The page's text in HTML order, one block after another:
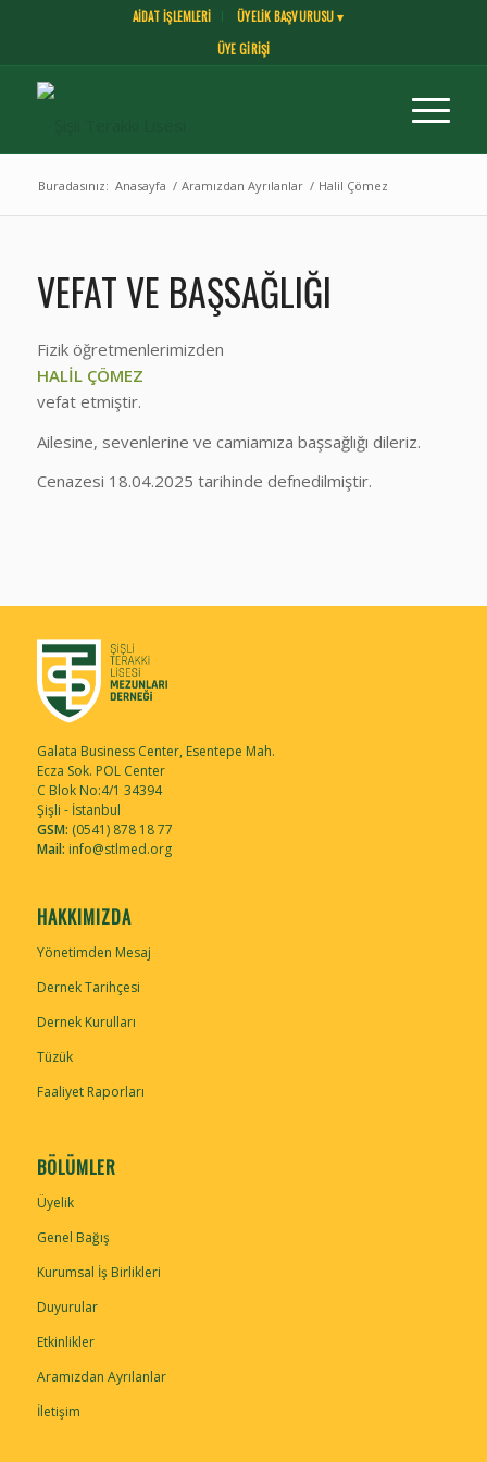
AİDAT İŞLEMLERİ
ÜYELİK BAŞVURUSU ▾
ÜYE GİRİŞİ
Buradasınız: Anasayfa / Aramızdan Ayrılanlar / Halil Çömez
VEFAT VE BAŞSAĞLIĞI
Fizik öğretmenlerimizden
HALİL ÇÖMEZ
vefat etmiştir.
Ailesine, sevenlerine ve camiamıza başsağlığı dileriz.
Cenazesi 18.04.2025 tarihinde defnedilmiştir.
Galata Business Center, Esentepe Mah.
Ecza Sok. POL Center
C Blok No:4/1 34394
Şişli - İstanbul
GSM: (0541) 878 18 77
Mail: info@stlmed.org
HAKKIMIZDA
Yönetimden Mesaj
Dernek Tarihçesi
Dernek Kurulları
Tüzük
Faaliyet Raporları
BÖLÜMLER
Üyelik
Genel Bağış
Kurumsal İş Birlikleri
Duyurular
Etkinlikler
Aramızdan Ayrılanlar
İletişim